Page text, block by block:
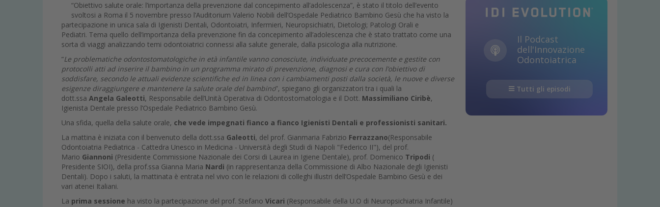
“Obiettivo salute orale: l’importanza della prevenzione dal concepimento all’adolescenza”, è stato il titolo dell’evento
svoltosi a Roma il 5 novembre presso l’Auditorium Valerio Nobili dell’Ospedale Pediatrico Bambino Gesù che ha visto la
partecipazione in unica sala di Igienisti Dentali, Odontoiatri, Infermieri, Neuropsichiatri, Dietologi; Patologi Orali e
Pediatri. Tema quello dell’importanza della prevenzione fin da concepimento all’adolescenza che è stato trattato come una
sorta di viaggi analizzando temi odontoiatrici connessi alla salute generale, dalla psicologia alla nutrizione.
“Le problematiche odontostomatologiche in età infantile vanno conosciute, individuate precocemente e gestite con
protocolli atti ad inserire il bambino in un programma mirato di prevenzione, diagnosi e cura con l’obiettivo di
soddisfare, secondo le attuali evidenze scientifiche ed in linea con i cambiamenti posti dalla società, le nuove e diverse
esigenze diraggiungere e mantenere la salute orale del bambino”, spiegano gli organizzatori tra i quali la
dott.ssa Angela Galeotti, Responsabile dell’Unità Operativa di Odontostomatologia e il Dott. Massimiliano Ciribè,
Igienista Dentale presso l’Ospedale Pediatrico Bambino Gesù.
Una sfida, quella della salute orale, che vede impegnati fianco a fianco Igienisti Dentali e professionisti sanitari.
La mattina è iniziata con il benvenuto della dott.ssa Galeotti, del prof. Gianmaria Fabrizio Ferrazzano(Responsabile
Odontoiatria Pediatrica - Cattedra Unesco in Medicina - Università degli Studi di Napoli "Federico II"), del prof.
Mario Giannoni (Presidente Commissione Nazionale dei Corsi di Laurea in Igiene Dentale), prof. Domenico Tripodi (
Presidente SIOI), della prof.ssa Gianna Maria Nardi (in rappresentanza della Commissione di Albo Nazionale degli Igienisti
Dentali). Dopo i saluti, la mattinata è entrata nel vivo con le relazioni di colleghi illustri dell’Ospedale Bambino Gesù e dei
vari atenei Italiani.
La prima sessione ha visto la partecipazione del prof. Stefano Vicari (Responsabile della U.O di Neuropsichiatria Infantile)
Il Podcast
dell'Innovazione
Odontoiatrica
Tutti gli episodi